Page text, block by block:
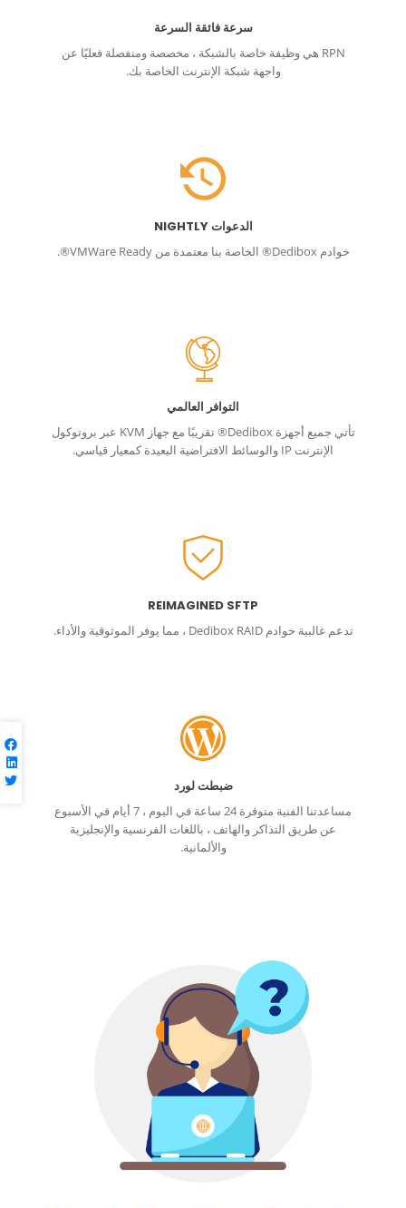
سرعة فائقة السرعة
RPN هي وظيفة خاصة بالشبكة ، مخصصة ومنفصلة فعليًا عن
واجهة شبكة الإنترنت الخاصة بك.
الدعوات NIGHTLY
خوادم Dedibox® الخاصة بنا معتمدة من VMWare Ready®.
التوافر العالمي
تأتي جميع أجهزة Dedibox® تقريبًا مع جهاز KVM عبر بروتوكول
الإنترنت IP والوسائط الافتراضية البعيدة كمعيار قياسي.
REIMAGINED SFTP
تدعم غالبية خوادم Dedibox RAID ، مما يوفر الموثوقية والأداء.
ضبطت لورد
مساعدتنا الفنية متوفرة 24 ساعة في اليوم ، 7 أيام في الأسبوع
عن طريق التذاكر والهاتف ، باللغات الفرنسية والإنجليزية
والألمانية.